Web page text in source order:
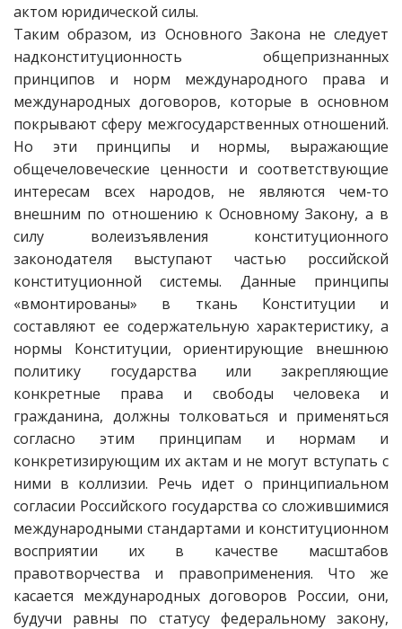
актом юридической силы.
Таким образом, из Основного Закона не следует
надконституционность общепризнанных
принципов и норм международного права и
международных договоров, которые в основном
покрывают сферу межгосударственных отношений.
Но эти принципы и нормы, выражающие
общечеловеческие ценности и соответствующие
интересам всех народов, не являются чем-то
внешним по отношению к Основному Закону, а в
силу волеизъявления конституционного
законодателя выступают частью российской
конституционной системы. Данные принципы
«вмонтированы» в ткань Конституции и
составляют ее содержательную характеристику, а
нормы Конституции, ориентирующие внешнюю
политику государства или закрепляющие
конкретные права и свободы человека и
гражданина, должны толковаться и применяться
согласно этим принципам и нормам и
конкретизирующим их актам и не могут вступать с
ними в коллизии. Речь идет о принципиальном
согласии Российского государства со сложившимися
международными стандартами и конституционном
восприятии их в качестве масштабов
правотворчества и правоприменения. Что же
касается международных договоров России, они,
будучи равны по статусу федеральному закону,